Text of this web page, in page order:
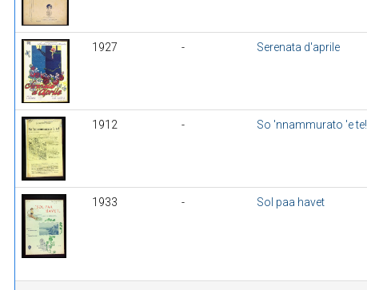
1927 - Serenata d'aprile
1912 - So 'nnammurato 'e te!
1933 - Sol paa havet